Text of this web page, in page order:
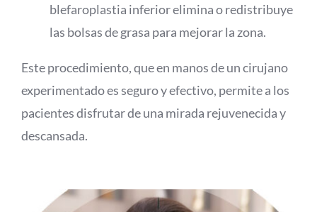
blefaroplastia inferior elimina o redistribuye
las bolsas de grasa para mejorar la zona.
Este procedimiento, que en manos de un cirujano
experimentado es seguro y efectivo, permite a los
pacientes disfrutar de una mirada rejuvenecida y
descansada.